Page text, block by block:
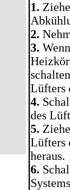
1.
2.
3.
Lüfters
4.
des
5.
Lüfters
heraus.
6.